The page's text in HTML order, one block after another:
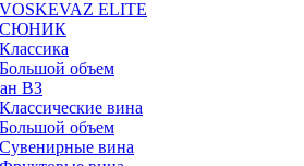
VOSKEVAZ ELITE
Классика
Большой объем
ВЗ
Классические вина
Большой объем
Сувенирные вина